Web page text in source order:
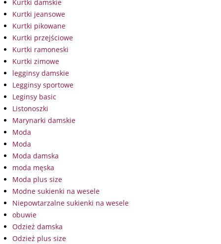
Kurtki damskie
Kurtki jeansowe
Kurtki pikowane
Kurtki przejściowe
Kurtki ramoneski
Kurtki zimowe
legginsy damskie
Legginsy sportowe
Leginsy basic
Listonoszki
Marynarki damskie
Moda
Moda
Moda damska
moda męska
Moda plus size
Modne sukienki na wesele
Niepowtarzalne sukienki na wesele
obuwie
Odzież damska
Odzież plus size